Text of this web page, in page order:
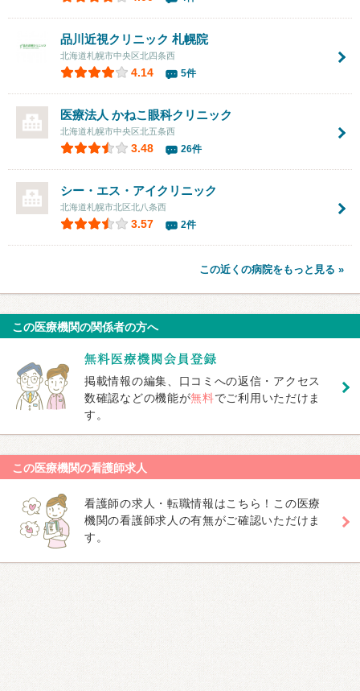
品川近視クリニック 札幌院
北海道札幌市中央区北四条西
4.14 5件
医療法人 かねこ眼科クリニック
北海道札幌市中央区北五条西
3.48 26件
シー・エス・アイクリニック
北海道札幌市北区北八条西
3.57 2件
この近くの病院をもっと見る »
この医療機関の関係者の方へ
掲載情報の編集、口コミへの返信・アクセス
数確認などの機能が無料でご利用いただけま
す。
この医療機関の看護師求人
看護師の求人・転職情報はこちら！この医療
機関の看護師求人の有無がご確認いただけま
す。